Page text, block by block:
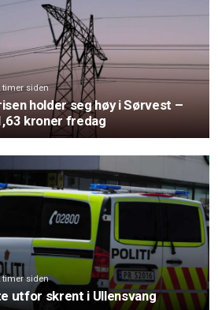
timer siden
holder seg høy i Sørvest –
kroner fredag
timer siden
utfor skrent i Ullensvang